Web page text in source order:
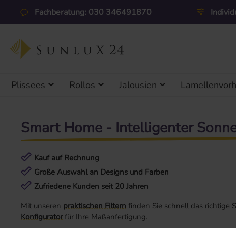
Hauptinhalt springen
Zur Suche springen
Zur Hauptnavigation springen
Fachberatung: 030 346491870
Plissees Rollos Jalousien
Smart Home - Intelligenter
Kauf auf Rechnung
Große Auswahl an Designs und Farben
Zufriedene Kunden seit 20 Jahren
Mit unseren praktischen Filtern finden Sie schnell das richtige
Konfiguratorfür Ihre Maßanfertigung.